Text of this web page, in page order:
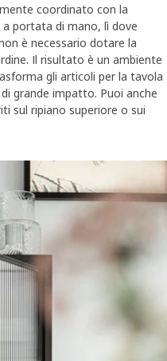
coordinato con la
portata di mano, lì dove
è necessario dotare la
Il risultato è un ambiente
gli articoli per la tavola
grande impatto. Puoi anche
sul ripiano superiore o sui